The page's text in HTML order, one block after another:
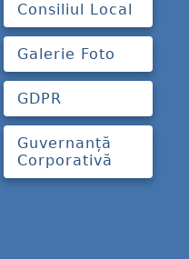
Consiliul Local
Galerie Foto
GDPR
Guvernanță
Corporativă